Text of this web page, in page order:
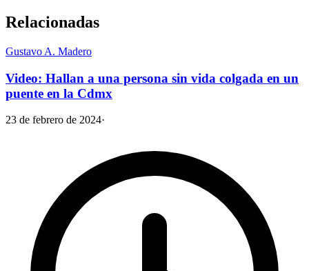
Relacionadas
Gustavo A. Madero
Video: Hallan a una persona sin vida colgada en un
puente en la Cdmx
23 de febrero de 2024·